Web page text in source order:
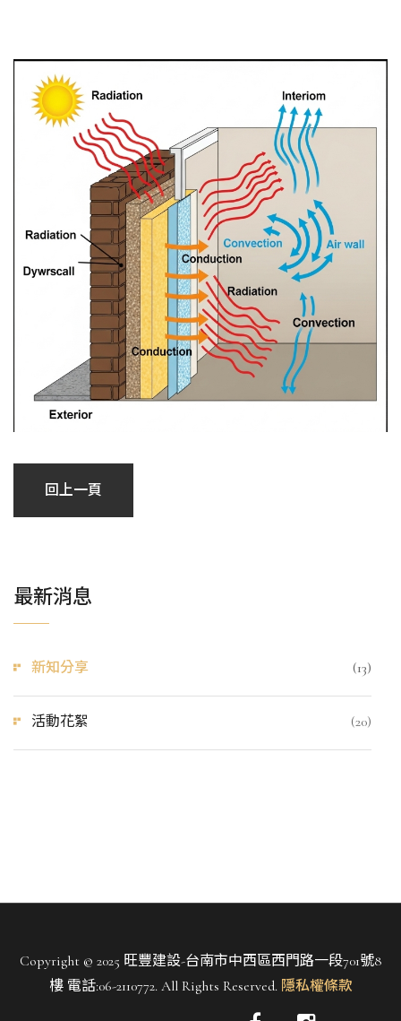
最新消息
新知分享 (13)
活動花絮 (20)
回上一頁
Copyright © 2025 旺豐建設-台南市中西區西門路一段701號8
樓 電話:06-2110772. All Rights Reserved.隱私權條款